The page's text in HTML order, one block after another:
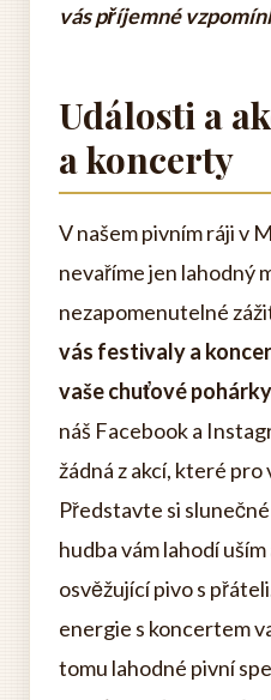
vás příjemné
Události a
a koncerty
V našem pivním ráji v
nevaříme jen lahodný
nezapomenutelné
vás festivaly a
vaše chuťové
náš Facebook a
žádná z akcí, které pro
Představte si
hudba vám lahodí
osvěžující pivo s
energie s koncertem
tomu lahodné pivní